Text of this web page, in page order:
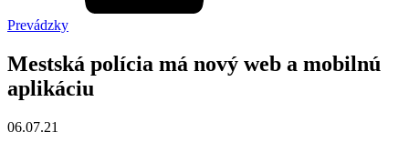
Prevádzky
Mestská polícia má nový web a mobilnú
aplikáciu
06.07.21